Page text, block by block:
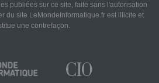
publiées sur ce site, faite sans l'autorisation
du site LeMondeInformatique.fr est illicite et
une contrefaçon.